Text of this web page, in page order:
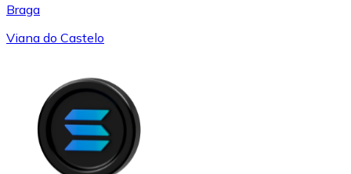
Braga
Viana do Castelo